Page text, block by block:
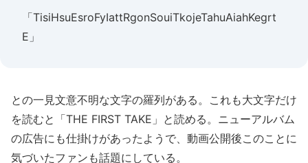
「TisiHsuEsroFyIattRgonSouiTkojeTahuAiahKegrt
E」
との一見文意不明な文字の羅列がある。これも大文字だけ
を読むと「THE FIRST TAKE」と読める。ニューアルバム
の広告にも仕掛けがあったようで、動画公開後このことに
気づいたファンも話題にしている。